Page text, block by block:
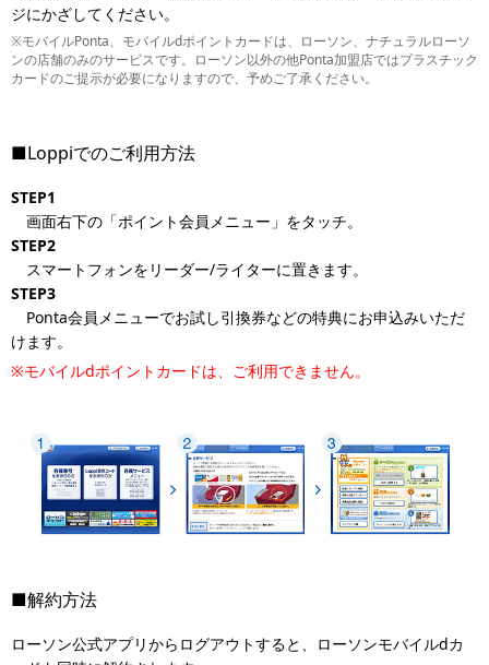
ジにかざしてください。
※モバイルPonta、モバイルdポイントカードは、ローソン、ナチュラルローソ
ンの店舗のみのサービスです。ローソン以外の他Ponta加盟店ではプラスチック
カードのご提示が必要になりますので、予めご了承ください。
■Loppiでのご利用方法
STEP1
画面右下の「ポイント会員メニュー」をタッチ。
STEP2
スマートフォンをリーダー/ライターに置きます。
STEP3
Ponta会員メニューでお試し引換券などの特典にお申込みいただ
けます。
※モバイルdポイントカードは、ご利用できません。
■解約方法
ローソン公式アプリからログアウトすると、ローソンモバイルdカ